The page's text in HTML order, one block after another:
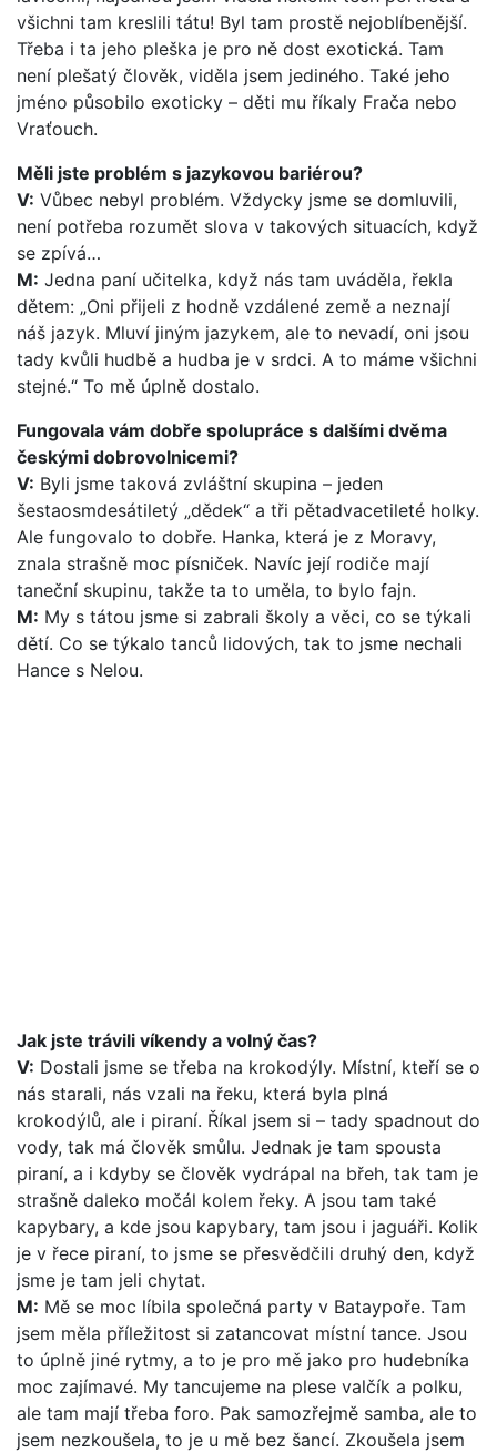
všichni tam kreslili tátu! Byl tam prostě nejoblíbenější.
Třeba i ta jeho pleška je pro ně dost exotická. Tam
není plešatý člověk, viděla jsem jediného. Také jeho
jméno působilo exoticky – děti mu říkaly Frača nebo
Vraťouch.
Měli jste problém s jazykovou bariérou?
V: Vůbec nebyl problém. Vždycky jsme se domluvili,
není potřeba rozumět slova v takových situacích, když
se zpívá…
M: Jedna paní učitelka, když nás tam uváděla, řekla
dětem: „Oni přijeli z hodně vzdálené země a neznají
náš jazyk. Mluví jiným jazykem, ale to nevadí, oni jsou
tady kvůli hudbě a hudba je v srdci. A to máme všichni
stejné.“ To mě úplně dostalo.
Fungovala vám dobře spolupráce s dalšími dvěma
českými dobrovolnicemi?
V: Byli jsme taková zvláštní skupina – jeden
šestaosmdesátiletý „dědek“ a tři pětadvacetileté holky.
Ale fungovalo to dobře. Hanka, která je z Moravy,
znala strašně moc písniček. Navíc její rodiče mají
taneční skupinu, takže ta to uměla, to bylo fajn.
M: My s tátou jsme si zabrali školy a věci, co se týkali
dětí. Co se týkalo tanců lidových, tak to jsme nechali
Hance s Nelou.
Jak jste trávili víkendy a volný čas?
V: Dostali jsme se třeba na krokodýly. Místní, kteří se o
nás starali, nás vzali na řeku, která byla plná
krokodýlů, ale i piraní. Říkal jsem si – tady spadnout do
vody, tak má člověk smůlu. Jednak je tam spousta
piraní, a i kdyby se člověk vydrápal na břeh, tak tam je
strašně daleko močál kolem řeky. A jsou tam také
kapybary, a kde jsou kapybary, tam jsou i jaguáři. Kolik
je v řece piraní, to jsme se přesvědčili druhý den, když
jsme je tam jeli chytat.
M: Mě se moc líbila společná party v Bataypoře. Tam
jsem měla příležitost si zatancovat místní tance. Jsou
to úplně jiné rytmy, a to je pro mě jako pro hudebníka
moc zajímavé. My tancujeme na plese valčík a polku,
ale tam mají třeba foro. Pak samozřejmě samba, ale to
jsem nezkoušela, to je u mě bez šancí. Zkoušela jsem